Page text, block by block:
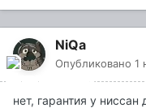
NiQa
Опубликовано 1
нет, гарантия у